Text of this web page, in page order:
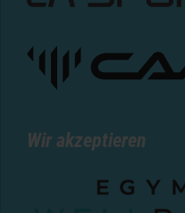
Wir akzeptieren